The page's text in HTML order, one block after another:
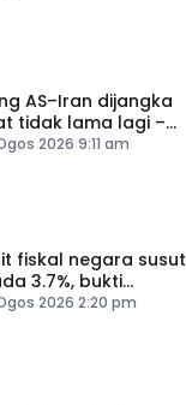
AS–Iran dijangka
tidak lama lagi –
2026 9:11 am
fiskal negara susut
3.7%, bukti
pelabur masih
2026 2:20 pm